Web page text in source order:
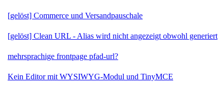
[gelöst] Commerce und Versandpauschale
[gelöst] Clean URL - Alias wird nicht angezeigt obwohl generiert
mehrsprachige frontpage pfad-url?
Kein Editor mit WYSIWYG-Modul und TinyMCE